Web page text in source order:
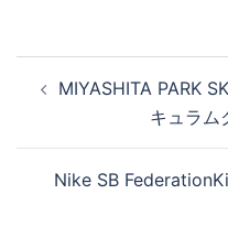
稿
MIYASHITA PARK
キュラム
Nike SB